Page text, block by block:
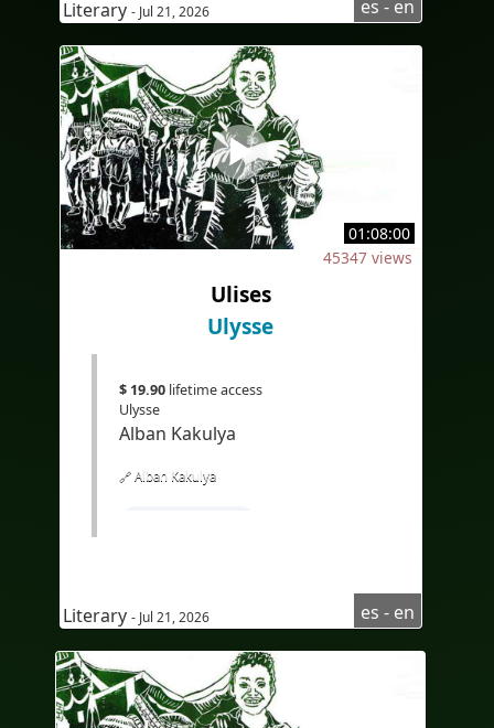
#Audioenespañol
#AudioinSpanish
#Subtítuloseninglés
#subtitlesinEnglish
#Subtítulosbilingües
#Translation
#AI
#Bilingual
#bilingualcaptions
#EdTech
#eLearning
Literary - Jul 21, 2026 es - en
01:08:00
45347 views
Ulises
Ulysse
$ 19.90 lifetime access
Ulysse
Alban Kakulya
🔗 Alban Kakulya
#Spanishlisteningcomprehension
#Audioenespañol
#AudioinSpanish
#Subtítuloseninglés
Literary - Jul 21, 2026 es - en